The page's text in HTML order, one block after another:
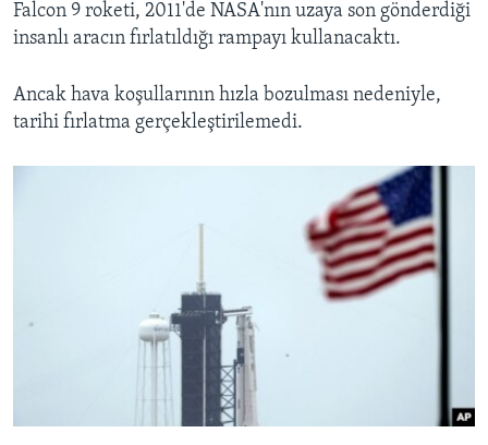
Falcon 9 roketi, 2011'de NASA'nın uzaya son gönderdiği
insanlı aracın fırlatıldığı rampayı kullanacaktı.
Ancak hava koşullarının hızla bozulması nedeniyle,
tarihi fırlatma gerçekleştirilemedi.